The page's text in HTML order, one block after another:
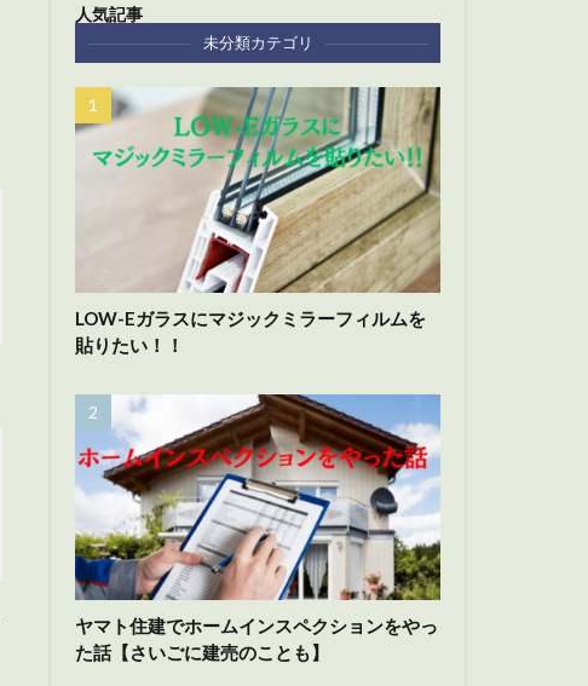
人気記事
未分類カテゴリ
LOW-Eガラスにマジックミラーフィルムを
貼りたい！！
ヤマト住建でホームインスペクションをやっ
た話【さいごに建売のことも】